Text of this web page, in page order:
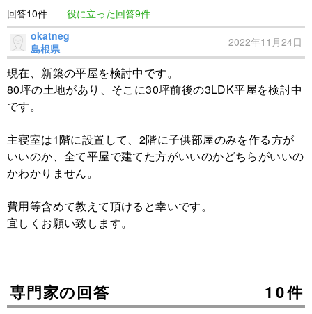
回答10件
役に立った回答9件
okatneg
島根県
2022年11月24日
現在、新築の平屋を検討中です。
80坪の土地があり、そこに30坪前後の3LDK平屋を検討中
です。
主寝室は1階に設置して、2階に子供部屋のみを作る方が
いいのか、全て平屋で建てた方がいいのかどちらがいいの
かわかりません。
費用等含めて教えて頂けると幸いです。
宜しくお願い致します。
専門家の回答 10件